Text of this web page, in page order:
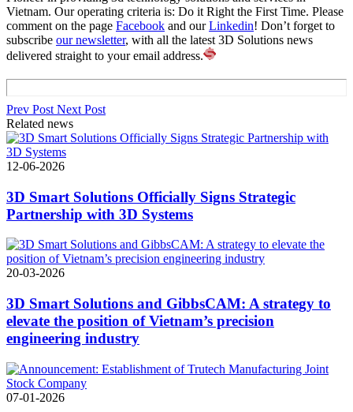
Vietnam. Our operating criteria is: Do it Right the First Time. Please
comment on the page Facebook and ourLinkedin! Don’t forget to
subscribe our newsletter, with all the latest 3D Solutions news
delivered straight to your email address.
Prev Post Next Post
Related news
12-06-2026
3D Smart Solutions Officially Signs Strategic
Partnership with 3D Systems
20-03-2026
3D Smart Solutions and GibbsCAM: A strategy to
elevate the position of Vietnam’s precision
engineering industry
07-01-2026